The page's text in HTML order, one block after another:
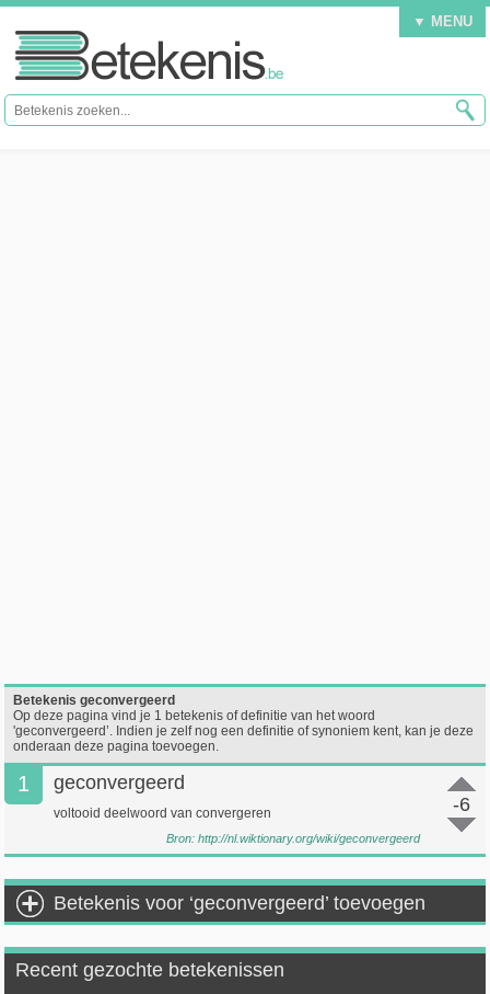
▼ MENU
Betekenis geconvergeerd
Op deze pagina vind je 1 betekenis of definitie van het woord
'geconvergeerd’. Indien je zelf nog een definitie of synoniem kent, kan je deze
onderaan deze pagina toevoegen.
1
-6
geconvergeerd
voltooid deelwoord van convergeren
Bron: http://nl.wiktionary.org/wiki/geconvergeerd
Betekenis voor ‘geconvergeerd’ toevoegen
Recent gezochte betekenissen